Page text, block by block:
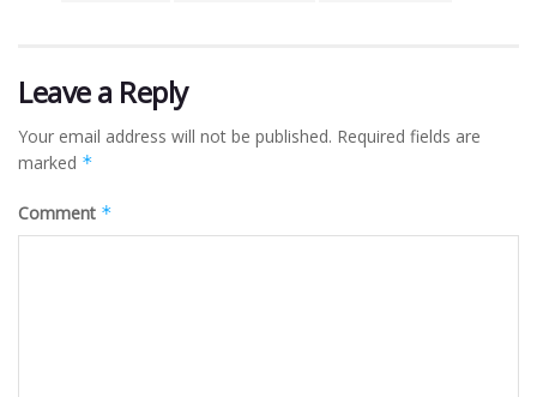
Leave a Reply
Your email address will not be published. Required fields are
marked *
Comment *